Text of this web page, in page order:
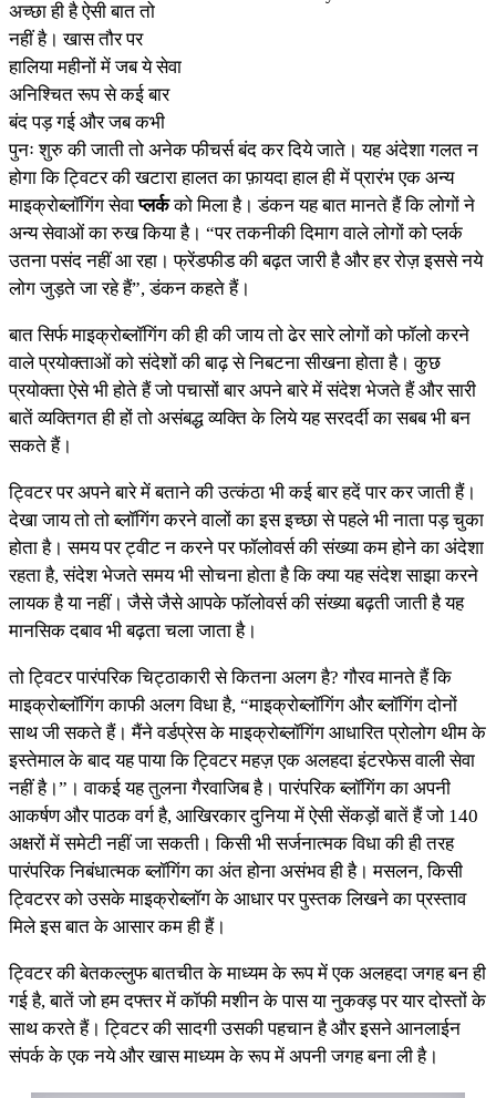
अच्छा ही है ऐसी बात तो
नहीं है। खास तौर पर
हालिया महीनों में जब ये सेवा
अनिश्चित रूप से कई बार
बंद पड़ गई और जब कभी
पुनः शुरु की जाती तो अनेक फीचर्स बंद कर दिये जाते। यह अंदेशा गलत न
होगा कि ट्विटर की खटारा हालत का फ़ायदा हाल ही में प्रारंभ एक अन्य
माइक्रोब्लॉगिंग सेवाप्लर्कको मिला है। डंकन यह बात मानते हैं कि लोगों ने
अन्य सेवाओं का रुख किया है। “पर तकनीकी दिमाग वाले लोगों को प्लर्क
उतना पसंद नहीं आ रहा। फ्रेंडफीड की बढ़त जारी है और हर रोज़ इससे नये
लोग जुड़ते जा रहे हैं”, डंकन कहते हैं।
बात सिर्फ माइक्रोब्लॉगिंग की ही की जाय तो ढेर सारे लोगों को फॉलो करने
वाले प्रयोक्ताओं को संदेशों की बाढ़ से निबटना सीखना होता है। कुछ
प्रयोक्ता ऐसे भी होते हैं जो पचासों बार अपने बारे में संदेश भेजते हैं और सारी
बातें व्यक्तिगत ही हों तो असंबद्ध व्यक्ति के लिये यह सरदर्दी का सबब भी बन
सकते हैं।
ट्विटर पर अपने बारे में बताने की उत्कंठा भी कई बार हदें पार कर जाती हैं।
देखा जाय तो तो ब्लॉगिंग करने वालों का इस इच्छा से पहले भी नाता पड़ चुका
होता है। समय पर ट्वीट न करने पर फॉलोवर्स की संख्या कम होने का अंदेशा
रहता है, संदेश भेजते समय भी सोचना होता है कि क्या यह संदेश साझा करने
लायक है या नहीं। जैसे जैसे आपके फॉलोवर्स की संख्या बढ़ती जाती है यह
मानसिक दबाव भी बढ़ता चला जाता है।
तो ट्विटर पारंपरिक चिट्ठाकारी से कितना अलग है? गौरव मानते हैं कि
माइक्रोब्लॉगिंग काफी अलग विधा है, “माइक्रोब्लॉगिंग और ब्लॉगिंग दोनों
साथ जी सकते हैं। मैंने वर्डप्रेस के माइक्रोब्लॉगिंग आधारित प्रोलोग थीम के
इस्तेमाल के बाद यह पाया कि ट्विटर महज़ एक अलहदा इंटरफेस वाली सेवा
नहीं है।”। वाकई यह तुलना गैरवाजिब है। पारंपरिक ब्लॉगिंग का अपनी
आकर्षण और पाठक वर्ग है, आखिरकार दुनिया में ऐसी सेंकड़ों बातें हैं जो 140
अक्षरों में समेटी नहीं जा सकती। किसी भी सर्जनात्मक विधा की ही तरह
पारंपरिक निबंधात्मक ब्लॉगिंग का अंत होना असंभव ही है। मसलन, किसी
ट्विटरर को उसके माइक्रोब्लॉग के आधार पर पुस्तक लिखने का प्रस्ताव
मिले इस बात के आसार कम ही हैं।
ट्विटर की बेतकल्लुफ बातचीत के माध्यम के रूप में एक अलहदा जगह बन ही
गई है, बातें जो हम दफ्तर में कॉफी मशीन के पास या नुकक्ड़ पर यार दोस्तों के
साथ करते हैं। ट्विटर की सादगी उसकी पहचान है और इसने आनलाईन
संपर्क के एक नये और खास माध्यम के रूप में अपनी जगह बना ली है।